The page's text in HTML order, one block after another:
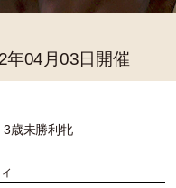
年04月03日開催
未勝利牝